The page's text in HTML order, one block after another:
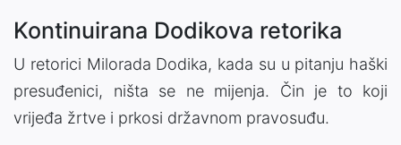
Kontinuirana Dodikova retorika
U retorici Milorada Dodika, kada su u pitanju haški
presuđenici, ništa se ne mijenja. Čin je to koji
vrijeđa žrtve i prkosi državnom pravosuđu.